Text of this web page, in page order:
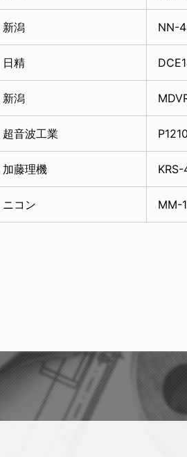
新潟 NN-
日精
新潟
超音波工業 P1210
加藤理機 KRS-
ニコン MM-